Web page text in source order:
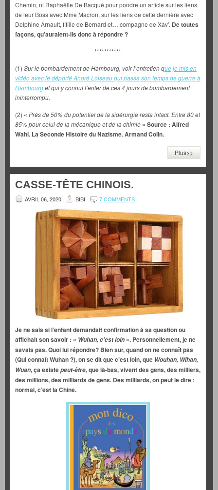
Chemin, ni Raphaëlle De Bacqué pour pondre un article sur les liens
de leur Boss avec Mme Macron, sur les liens de cette dernière avec
Delphine Arnault, fifille de Bernard et… compagne de Xav’. De toutes
façons, qu’auraient-ils donc à répondre ?
***********
(1) Sur le bombardement de Hambourg, voir l’entretien que je mis en
vidéo avec le déporté André Loiseau qui passa son temps de guerre à
Hambourget qui y connut l’enfer de ces 4 jours de bombardement
ininterrompu.
(2) « Près de 50% du potentiel de la sidérurgie resta intact. Entre 80 et
85% pour celui de la mécanique et de la chimie » Source : Alfred
Wahl. La Seconde Histoire du Nazisme. Armand Colin.
Plus>>
CASSE-TÊTE CHINOIS.
AVRIL 06, 2020 BIBI 7 COMMENTS
Je ne sais si l’enfant demandait confirmation à sa question ou
affichait son savoir : « Wuhan, c’est loin ». Personnellement, je ne
savais pas. Quoi lui répondre? Bien sur, quand on ne connaît pas
(Qui connaît Wuhan ?), on se dit que c’est loin, que Wouhan, Wihan,
Wuan, ça existepeut-être,que là-bas, vivent des gens, des milliers,
des millions, des milliards de gens. Des milliards, on peut le dire :
normal, c’est la Chine.